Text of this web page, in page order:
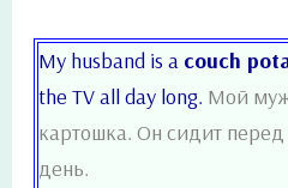
My husband is a couch
the TV all day long. Мой
картошка. Он сидит
день.